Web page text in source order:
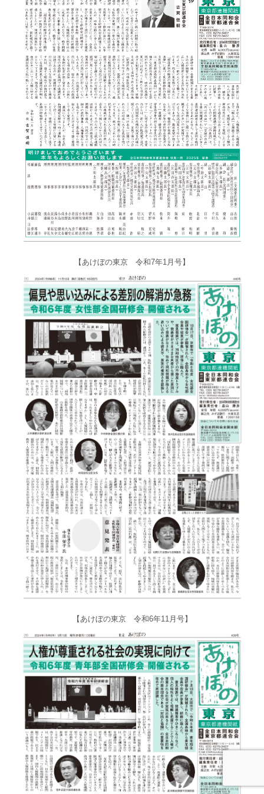
【あけぼの東京 令和7年1月号】
【あけぼの東京 令和6年11月号】